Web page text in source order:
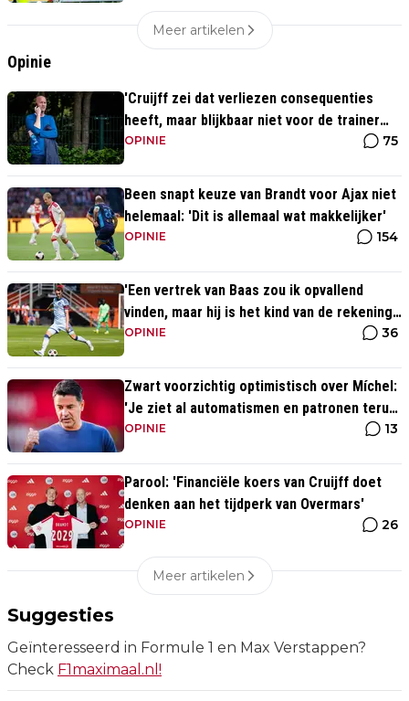
Meer artikelen
Opinie
'Cruijff zei dat verliezen consequenties
heeft, maar blijkbaar niet voor de trainer
van Ajax 1'
OPINIE 75
Been snapt keuze van Brandt voor Ajax niet
helemaal: 'Dit is allemaal wat makkelijker'
OPINIE 154
'Een vertrek van Baas zou ik opvallend
vinden, maar hij is het kind van de rekening
van de komst van Blind'
OPINIE 36
Zwart voorzichtig optimistisch over Míchel:
'Je ziet al automatismen en patronen terug,
maar...'
OPINIE 13
Parool: 'Financiële koers van Cruijff doet
denken aan het tijdperk van Overmars'
OPINIE 26
Meer artikelen
Suggesties
Geïnteresseerd in Formule 1 en Max Verstappen?
Check F1maximaal.nl!